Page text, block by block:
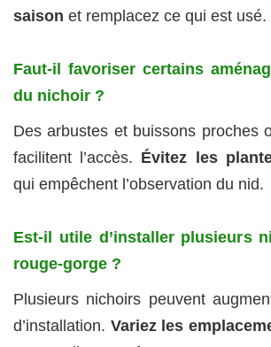
saison et remplacez ce qui est usé.
Faut-il favoriser certains
du nichoir ?
Des arbustes et buissons proches
facilitent l’accès. Évitez les
qui empêchent l’observation du nid.
Est-il utile d’installer plusieurs
rouge-gorge ?
Plusieurs nichoirs peuvent
d’installation. Variez les